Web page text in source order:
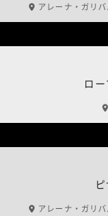
アレーナ・ガリ
ロー
アレーナ・ガリ